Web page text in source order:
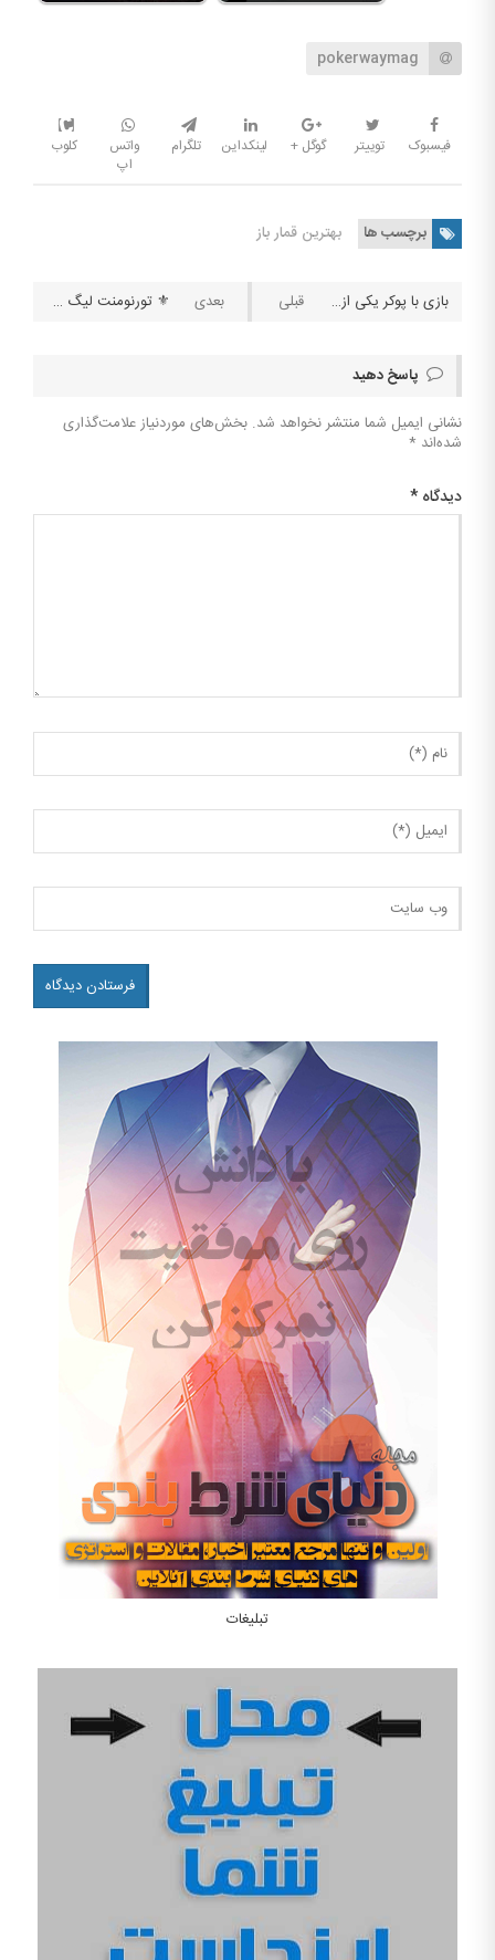
pokerwaymag
فیسبوک توییتر گوگل + لینکداین تلگرام
واتس
اپ
کلوب
برچسب ها بهترین قمار باز
بازی با پوکر یکی از راه‌های تقویت مغز ⚜️ تورنومنت لیگ تیپستری ⚜️
پاسخ دهید
نشانی ایمیل شما منتشر نخواهد شد. بخش‌های موردنیاز علامت‌گذاری
شده‌اند *
دیدگاه *
تبلیغات